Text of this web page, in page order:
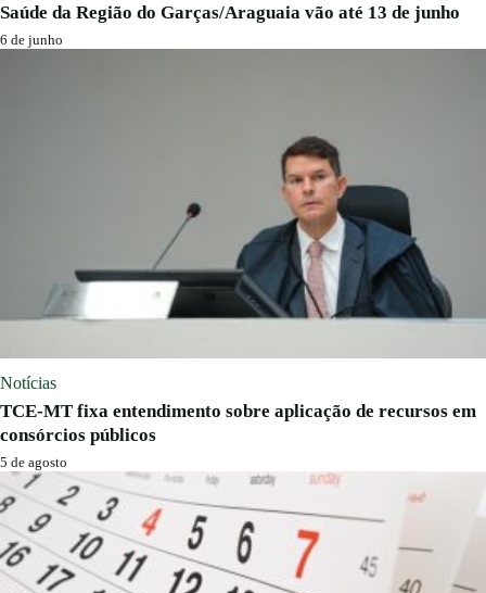
Saúde da Região do Garças/Araguaia vão até 13 de junho
6 de junho
Notícias
TCE-MT fixa entendimento sobre aplicação de recursos em
consórcios públicos
5 de agosto